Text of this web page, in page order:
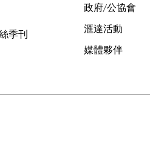
季刊
政府/公協會
滙達活動
媒體夥伴